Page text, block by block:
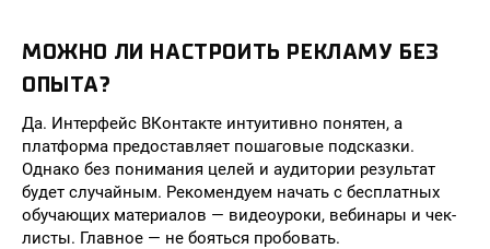
МОЖНО ЛИ НАСТРОИТЬ РЕКЛАМУ БЕЗ
ОПЫТА?
Да. Интерфейс ВКонтакте интуитивно понятен, а
платформа предоставляет пошаговые подсказки.
Однако без понимания целей и аудитории результат
будет случайным. Рекомендуем начать с бесплатных
обучающих материалов — видеоуроки, вебинары и чек-
листы. Главное — не бояться пробовать.